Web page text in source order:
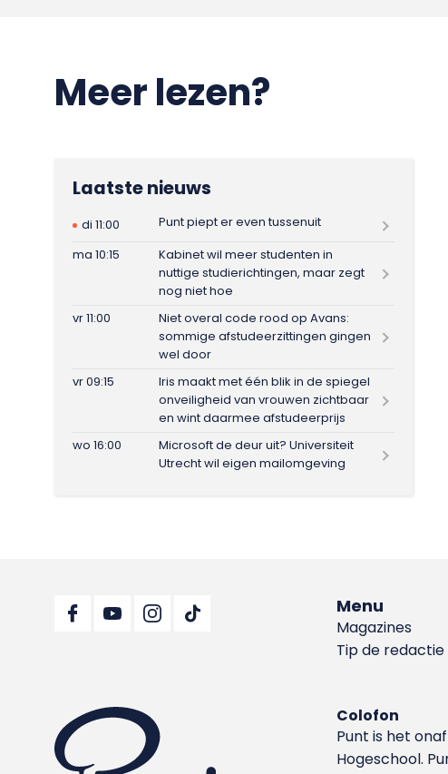
Meer lezen?
Laatste nieuws
di 11:00
Punt piept er even tussenuit
ma 10:15
Kabinet wil meer studenten in
nuttige studierichtingen, maar zegt
nog niet hoe
vr 11:00
Niet overal code rood op Avans:
sommige afstudeerzittingen gingen
wel door
vr 09:15
Iris maakt met één blik in de spiegel
onveiligheid van vrouwen zichtbaar
en wint daarmee afstudeerprijs
wo 16:00
Microsoft de deur uit? Universiteit
Utrecht wil eigen mailomgeving
Menu
Magazines
Tip de redactie
Colofon
Punt is het
Hoge­school.